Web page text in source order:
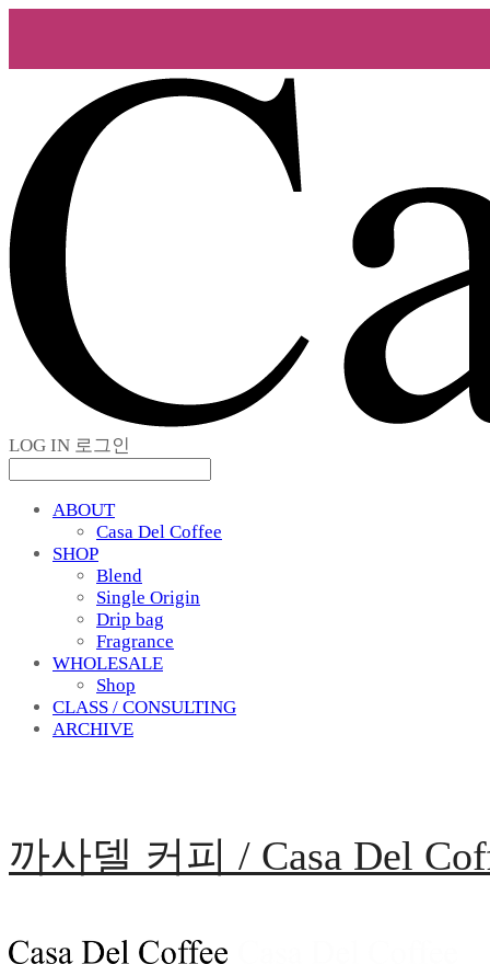
LOG IN 로그인
ABOUT
Casa Del Coffee
SHOP
Blend
Single Origin
Drip bag
Fragrance
WHOLESALE
Shop
CLASS / CONSULTING
ARCHIVE
까사델 커피 / Casa Del